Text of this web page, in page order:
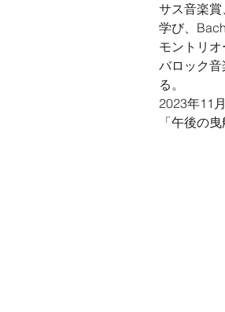
サス音楽
学び、
モントリ
バロック
る。
2023年11
「午後の